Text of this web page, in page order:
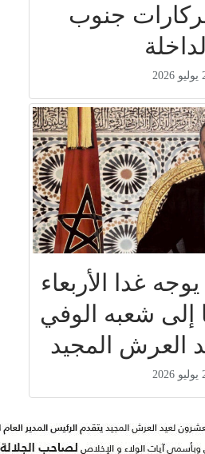
جنوب
غدا الأربعاء
إلى شعبه الوفي
العرش المجيد